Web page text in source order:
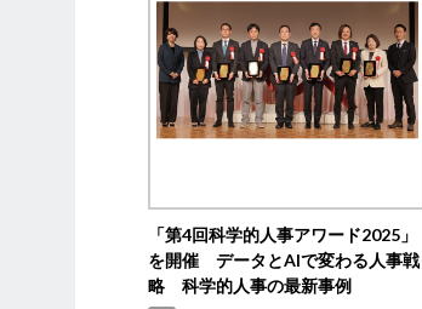
「第4回科学的人事アワード2025」
を開催 データとAIで変わる人事戦
略 科学的人事の最新事例